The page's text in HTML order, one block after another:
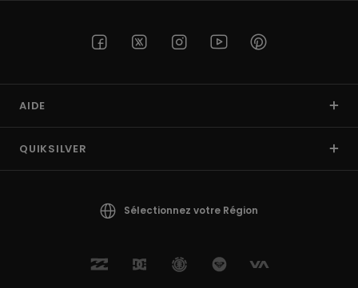
AIDE
QUIKSILVER
Sélectionnez votre Région